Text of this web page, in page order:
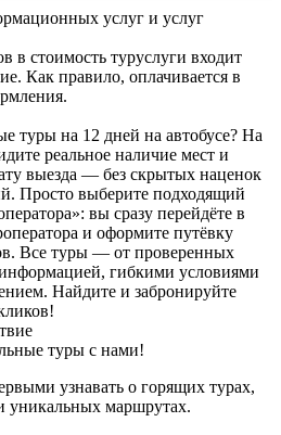
услуг и услуг
в стоимость туруслуги входит
Как правило, оплачивается в
туры на 12 дней на автобусе? На
реальное наличие мест и
выезда — без скрытых наценок
Просто выберите подходящий
вы сразу перейдёте в
и оформите путёвку
Все туры — от проверенных
гибкими условиями
Найдите и забронируйте
туры с нами!
узнавать о горящих турах,
уникальных маршрутах.